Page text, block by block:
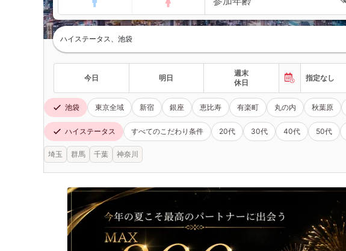
ハイステータス、池袋
今日 明日
週末
休日
指定なし
池袋 東京全域 新宿 銀座 恵比寿 有楽町 丸の内 秋葉原
ハイステータス すべてのこだわり条件 20代 30代 40代 50代
埼玉 群馬 千葉 神奈川